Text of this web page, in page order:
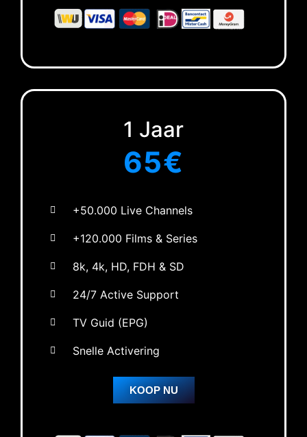
1 Jaar
65€
+50.000 Live Channels
+120.000 Films & Series
8k, 4k, HD, FDH & SD
24/7 Active Support
TV Guid (EPG)
Snelle Activering
KOOP NU